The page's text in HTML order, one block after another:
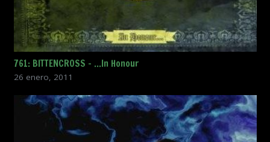
761: BITTENCROSS – …In Honour
26 enero, 2011